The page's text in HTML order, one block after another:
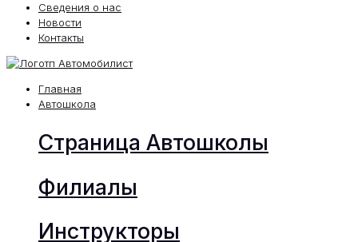
Сведения о нас
Новости
Контакты
Главная
Автошкола
Страница Автошколы
Филиалы
Инструкторы